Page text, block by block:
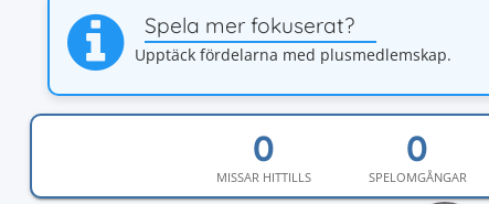
Spela mer fokuserat?
Upptäck fördelarna med plusmedlemskap.
MISSAR HITTILLS SPELOMGÅNGAR